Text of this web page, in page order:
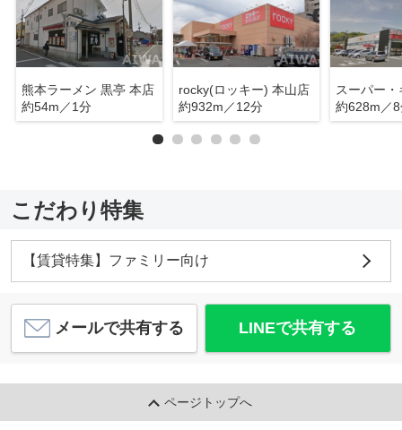
熊本ラーメン 黒亭 本店
約54m／1分
rocky(ロッキー) 本山店
約932m／12分
約628m／
こだわり特集
【賃貸特集】ファミリー向け
メールで共有する LINEで共有する
ページトップへ